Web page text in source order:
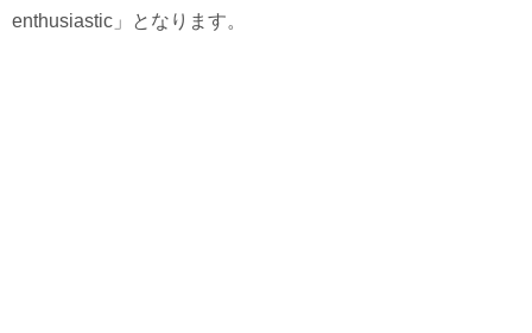
enthusiastic」となります。